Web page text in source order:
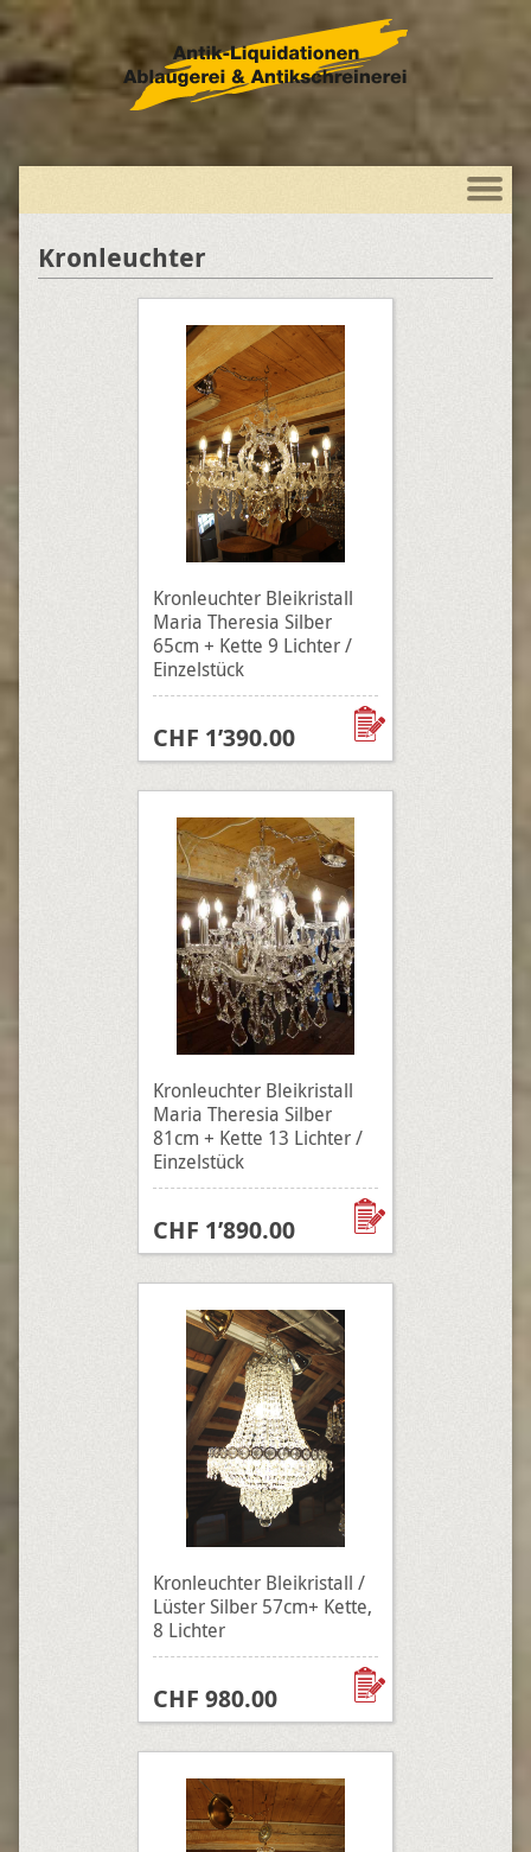
Kronleuchter
Kronleuchter Bleikristall
Maria Theresia Silber
65cm + Kette 9 Lichter /
Einzelstück
CHF 1’390.00
Kronleuchter Bleikristall
Maria Theresia Silber
81cm + Kette 13 Lichter /
Einzelstück
CHF 1’890.00
Kronleuchter Bleikristall /
Lüster Silber 57cm+ Kette,
8 Lichter
CHF 980.00